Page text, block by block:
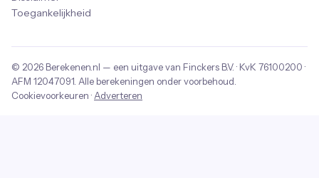
Toegankelijkheid
© 2026 Berekenen.nl — een uitgave van Finckers B.V. · KvK 76100200 ·
AFM 12047091 . Alle berekeningen onder voorbehoud.
Cookievoorkeuren · Adverteren